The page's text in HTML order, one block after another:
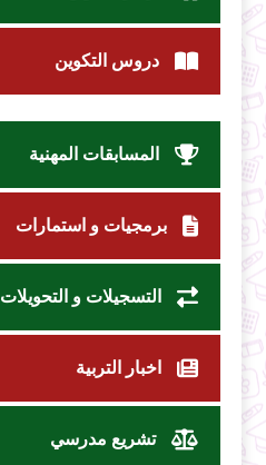
دروس التكوين
المسابقات المهنية
برمجيات و استمارات
التسجيلات و التحويلات
اخبار التربية
تشريع مدرسي